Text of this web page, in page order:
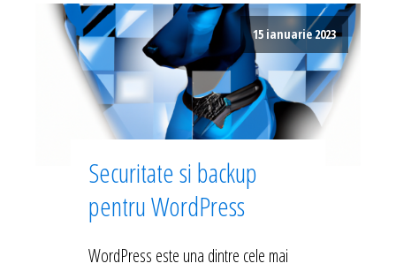
15 ianuarie 2023
Securitate si backup
pentru WordPress
WordPress este una dintre cele mai